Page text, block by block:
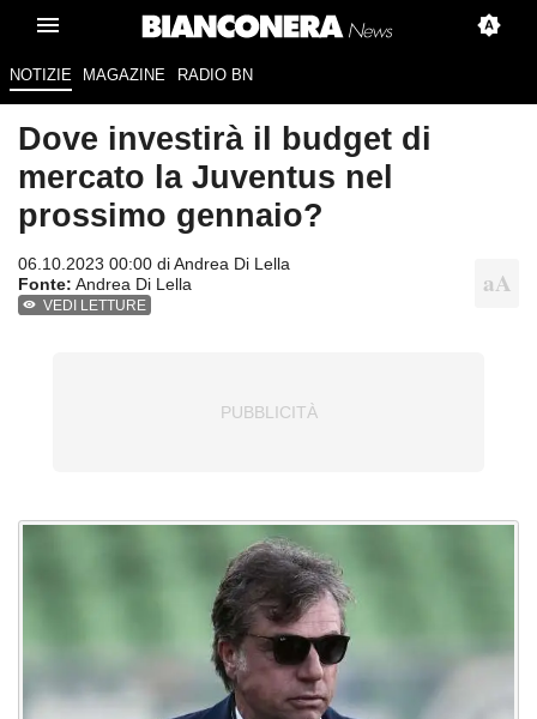
NOTIZIE MAGAZINE RADIO BN
Dove investirà il budget di
mercato la Juventus nel
prossimo gennaio?
06.10.2023 00:00 diAndrea Di Lella
Fonte: Andrea Di Lella
VEDI LETTURE